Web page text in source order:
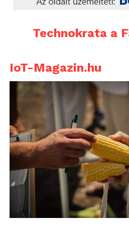
Technokrata a
IoT-Magazin.hu